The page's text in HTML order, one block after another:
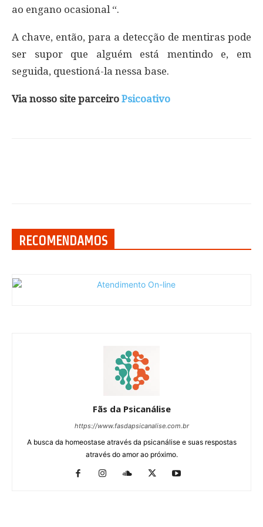
ao engano ocasional “.
A chave, então, para a detecção de mentiras pode
ser supor que alguém está mentindo e, em
seguida, questioná-la nessa base.
Via nosso site parceiro Psicoativo
RECOMENDAMOS
Fãs da Psicanálise
https://www.fasdapsicanalise.com.br
A busca da homeostase através da psicanálise e suas respostas
através do amor ao próximo.